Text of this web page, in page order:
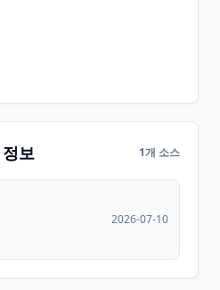
보 1개 소스
2026-07-10